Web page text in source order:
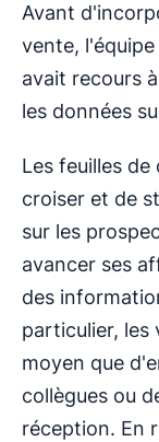
Avant
vente, l'équipe
avait recours
les données
Les feuilles
croiser et de
sur les
avancer ses
des
particulier, les
moyen que
collègues ou
réception. En